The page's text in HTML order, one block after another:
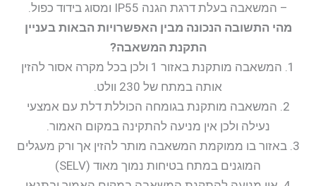
– המשאבה בעלת דרגת הגנה IP55 ומסוג בידוד כפול.
מהי התשובה הנכונה מבין האפשרויות הבאות בעניין
התקנת המשאבה?
1. המשאבה מותקנת באזור 1 ולכן בכל מקרה אסור להזין
אותה במתח של 230 וולט.
2. המשאבה מותקנת בגומחה הכוללת דלת עם אמצעי
נעילה ולכן אין מניעה להתקינה במקום האמור.
3. באזור בו ממוקמת המשאבה מותר להזין אך ורק מעגלים
המוגנים במתח בטיחות נמוך מאוד (SELV)